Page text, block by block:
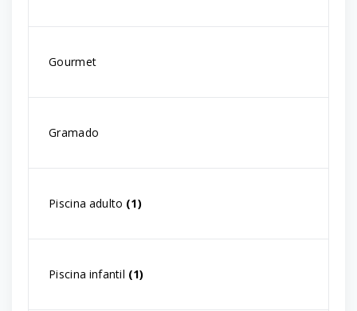
Gourmet
Gramado
Piscina adulto (1)
Piscina infantil (1)